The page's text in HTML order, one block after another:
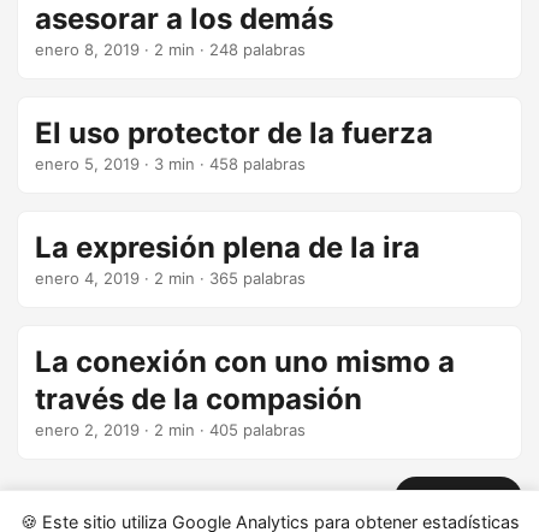
🍪 Este sitio utiliza Google Analytics para obtener estadísticas
asesorar a los demás
enero 8, 2019 · 2 min · 248 palabras
El uso protector de la fuerza
enero 5, 2019 · 3 min · 458 palabras
La expresión plena de la ira
enero 4, 2019 · 2 min · 365 palabras
La conexión con uno mismo a
través de la compasión
enero 2, 2019 · 2 min · 405 palabras